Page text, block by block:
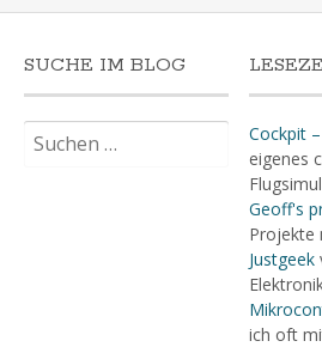
SUCHE IM BLOG
nach:
Cockpit
eigenes
Geoff's
Projekte
Justgeek
ich oft